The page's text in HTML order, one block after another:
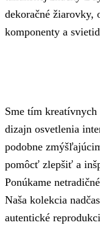
dekoračné žiarovky,
komponenty a
Sme tím
dizajn osvetlenia
podobne
pomôcť zlepšiť a
Ponúkame
Naša kolekcia
autentické